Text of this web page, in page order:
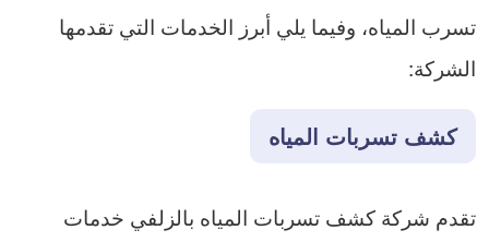
تسرب المياه، وفيما يلي أبرز الخدمات التي تقدمها
الشركة:
كشف تسربات المياه
تقدم شركة كشف تسربات المياه بالزلفي خدمات